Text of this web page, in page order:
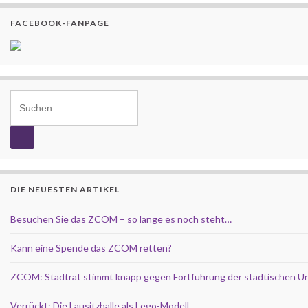
FACEBOOK-FANPAGE
DIE NEUESTEN ARTIKEL
Besuchen Sie das ZCOM – so lange es noch steht…
Kann eine Spende das ZCOM retten?
ZCOM: Stadtrat stimmt knapp gegen Fortführung der städtischen
Verrückt: Die Lausitzhalle als Lego-Modell